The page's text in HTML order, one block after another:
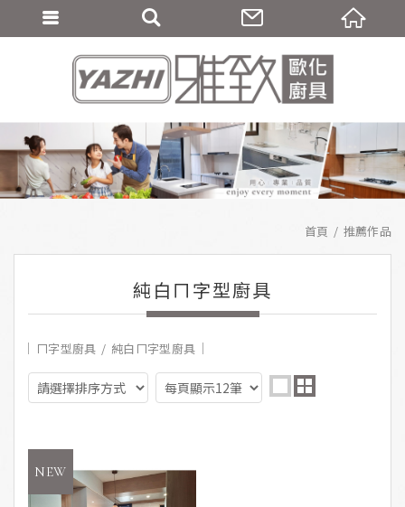
首頁 推薦作品
純白ㄇ字型廚具
ㄇ字型廚具 純白ㄇ字型廚具